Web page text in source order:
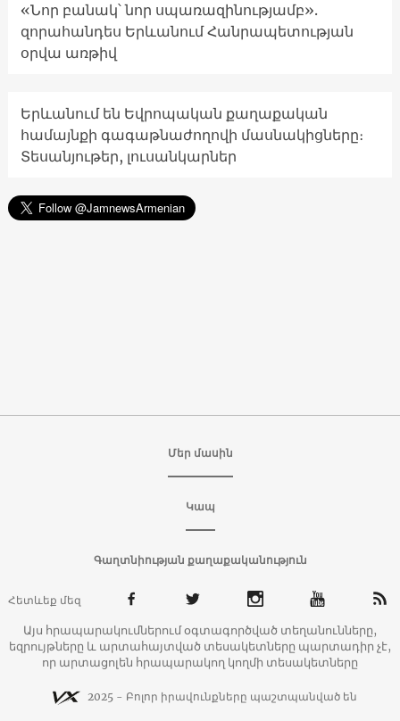
«Նոր բանակ՝ նոր սպառազինությամբ».
զորահանդես Երևանում Հանրապետության
օրվա առթիվ
Երևանում են Եվրոպական քաղաքական
համայնքի գագաթնաժողովի մասնակիցները։
Տեսանյութեր, լուսանկարներ
Մեր մասին
Կապ
Գաղտնիության քաղաքականություն
Հետևեք մեզ
Այս հրապարակումներում օգտագործված տեղանունները,
եզրույթները և արտահայտված տեսակետները պարտադիր չէ,
որ արտացոլեն հրապարակող կողմի տեսակետները
2025 - Բոլոր իրավունքները պաշտպանված են